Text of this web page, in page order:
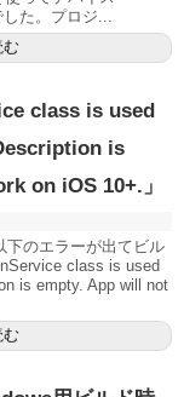
た。プロジ...
class is used
is
on iOS 10+.」
下のエラーが出てビル
class is used
is empty. App will not